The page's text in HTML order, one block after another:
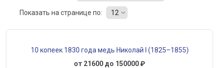
Показать на странице по: 12
10 копеек 1830 года медь Николай I (1825–1855)
от 21600 до 150000 ₽